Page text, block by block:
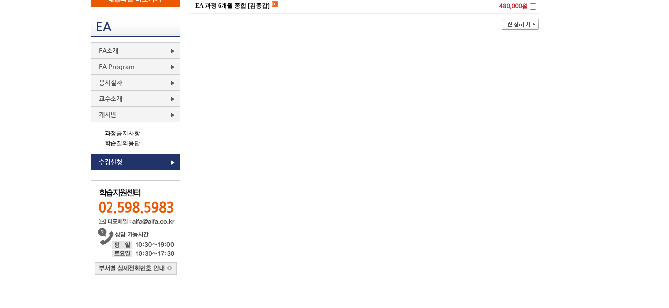
EA
EA소개
EA Program
응시절차
교수소개
게시판
- 과정공지사항
- 학습질의응답
수강신청
EA 과정 6개월 종합 [김종갑] 480,000원